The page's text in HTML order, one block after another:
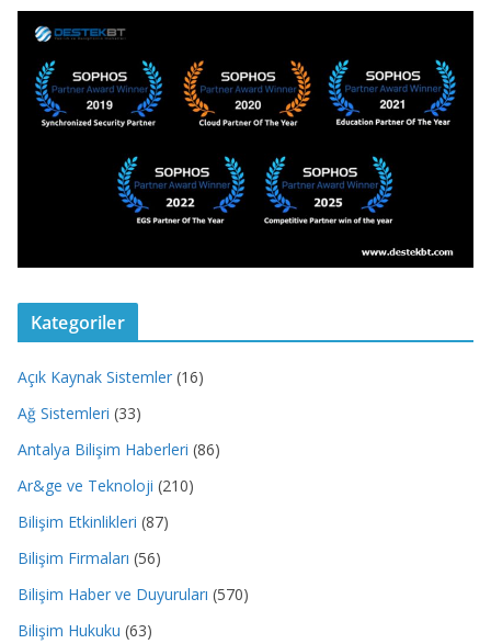
Kategoriler
Açık Kaynak Sistemler (16)
Ağ Sistemleri (33)
Antalya Bilişim Haberleri (86)
Ar&ge ve Teknoloji (210)
Bilişim Etkinlikleri (87)
Bilişim Firmaları (56)
Bilişim Haber ve Duyuruları (570)
Bilişim Hukuku (63)